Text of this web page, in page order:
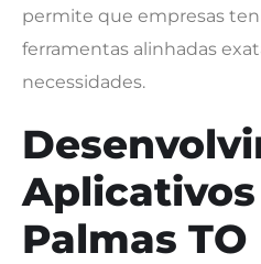
permite que empresas
ferramentas alinhadas
necessidades.
Palmas TO